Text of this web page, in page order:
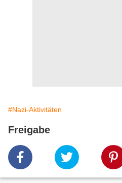
#Nazi-Aktivitäten
Freigabe